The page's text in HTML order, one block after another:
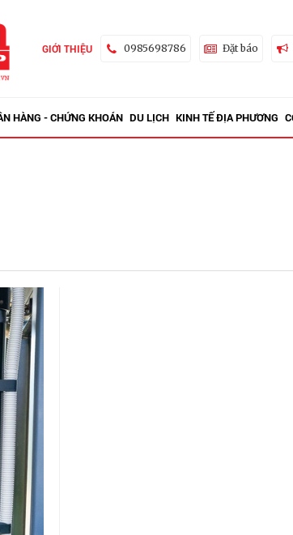
GIỚI THIỆU 0985698786 Đặt báo
HÀNG - CHỨNG KHOÁN DU LỊCH KINH TẾ ĐỊA PHƯƠNG